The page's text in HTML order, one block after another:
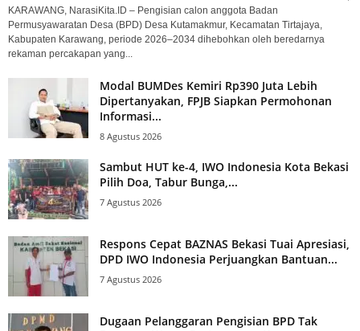
KARAWANG, NarasiKita.ID – Pengisian calon anggota Badan
Permusyawaratan Desa (BPD) Desa Kutamakmur, Kecamatan Tirtajaya,
Kabupaten Karawang, periode 2026–2034 dihebohkan oleh beredarnya
rekaman percakapan yang...
Modal BUMDes Kemiri Rp390 Juta Lebih
Dipertanyakan, FPJB Siapkan Permohonan
Informasi...
8 Agustus 2026
Sambut HUT ke-4, IWO Indonesia Kota Bekasi
Pilih Doa, Tabur Bunga,...
7 Agustus 2026
Respons Cepat BAZNAS Bekasi Tuai Apresiasi,
DPD IWO Indonesia Perjuangkan Bantuan...
7 Agustus 2026
Dugaan Pelanggaran Pengisian BPD Tak